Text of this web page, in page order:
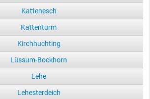
Kattenesch
Kattenturm
Kirchhuchting
Lüssum-Bockhorn
Lehe
Lehesterdeich